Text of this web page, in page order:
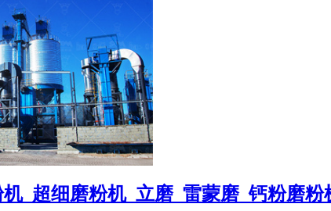
_超细磨粉机_立磨_雷蒙磨_钙粉磨粉